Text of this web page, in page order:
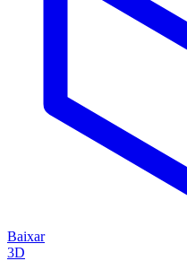
Baixar
3D